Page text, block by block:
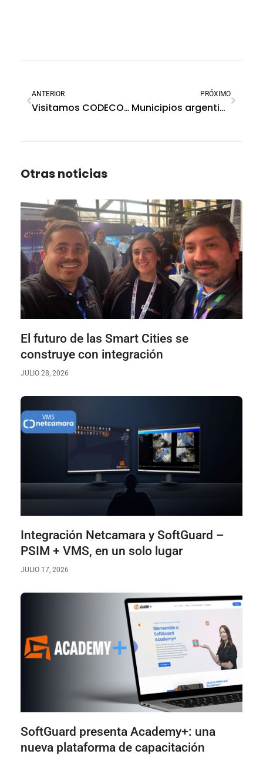
ANTERIOR
Visitamos CODECOP
PRÓXIMO
Municipios argentinos motivados en la incorporación de tecnologías SoftGuard
Otras noticias
El futuro de las Smart Cities se
construye con integración
JULIO 28, 2026
Integración Netcamara y SoftGuard –
PSIM + VMS, en un solo lugar
JULIO 17, 2026
SoftGuard presenta Academy+: una
nueva plataforma de capacitación